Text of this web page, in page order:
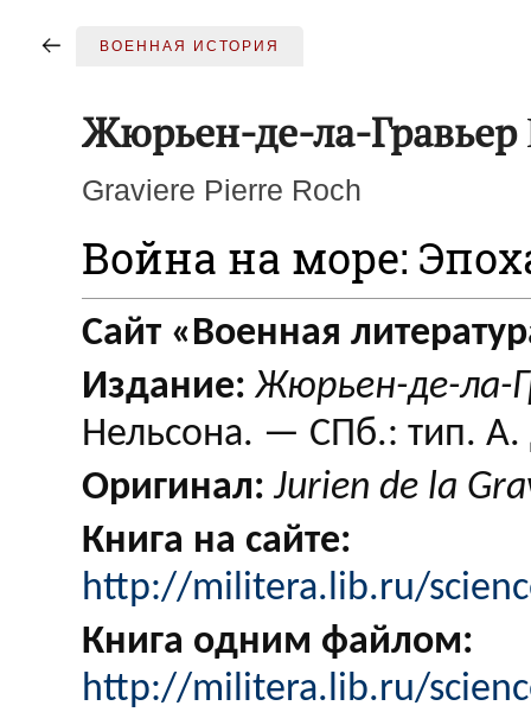
ВОЕННАЯ ИСТОРИЯ
Жюрьен-де-ла-Гравьер
Graviere Pierre Roch
Война на море:
Сайт «Военная
Издание: Жюрьен-де-ла-
Нельсона. — СПб.: тип. А.
Оригинал: Jurien de la
Книга на сайте:
http://militera.lib.ru/
Книга одним файлом:
http://militera.lib.ru/